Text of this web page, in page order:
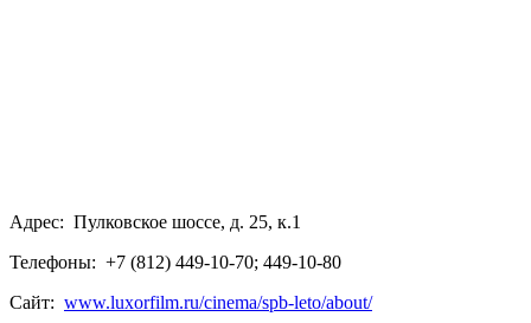
Адрес: Пулковское шоссе, д. 25, к.1
Телефоны: +7 (812) 449-10-70; 449-10-80
Сайт: www.luxorfilm.ru/cinema/spb-leto/about/